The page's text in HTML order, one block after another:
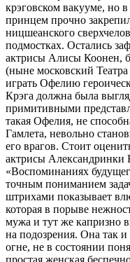
крэговском вакууме, но
принцем прочно
ницшеанского
подмостках. Остались
актрисы Алисы Коонен,
(ныне московский
играть Офелию
Крэга должна была
примитивными
такая Офелия, не
Гамлета, невольно
его врагов. Стоит
актрисы
«Воспоминаниях
точным пониманием
штрихами показывает
которая в порыве
мужа и тут же капризно
на подозрения. Она так и
огне, не в состоянии
простая женская